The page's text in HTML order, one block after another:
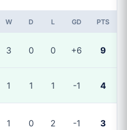
W D L GD PTS
3 0 0 +6 9
1 1 1 -1 4
1 0 2 -1 3